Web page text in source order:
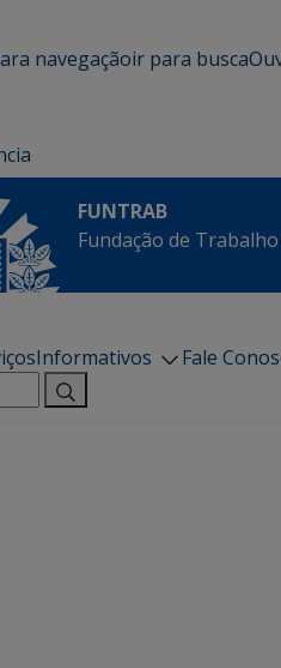
navegaçãoir para busca
FUNTRAB
Fundação de
Informativos
Fale